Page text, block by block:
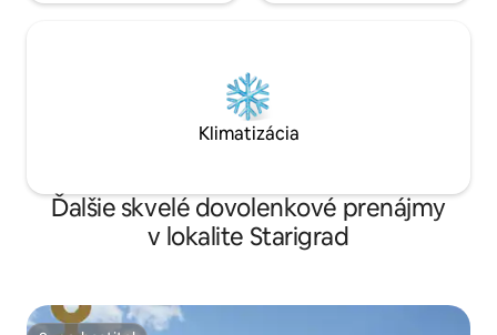
Klimatizácia
Ďalšie skvelé dovolenkové prenájmy
v lokalite Starigrad